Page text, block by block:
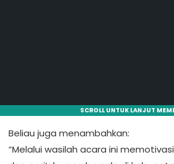
SCROLL UNTUK LANJUT
Beliau juga menambahkan:
“Melalui wasilah acara ini